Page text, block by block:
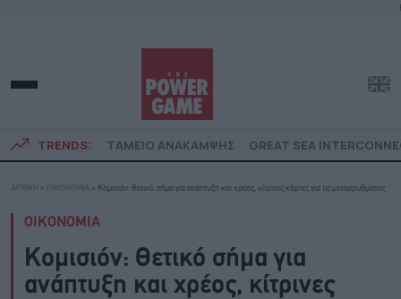
TRENDS: ΤΑΜΕΙΟ ΑΝΑΚΑΜΨΗΣ GREAT SEA
ΑΡΧΙΚΗ » ΟΙΚΟΝΟΜΙΑ » Κομισιόν: Θετικό σήμα για ανάπτυξη και χρέος, κίτρινες κάρτες για τις μεταρρυθμίσεις
ΟΙΚΟΝΟΜΙΑ
Κομισιόν: Θετικό σήμα για
ανάπτυξη και χρέος, κίτρινες